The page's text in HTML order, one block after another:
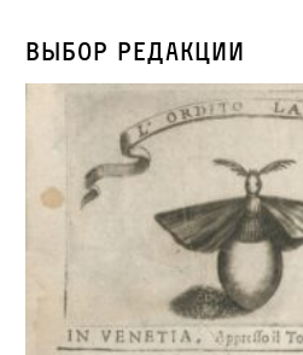
Выбор редакции